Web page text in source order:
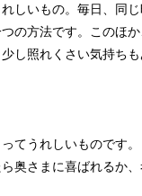
しいもの。毎日、同
の方法です。このほ
し照れくさい気持ち
てうれしいものです
奥さまに喜ばれるか